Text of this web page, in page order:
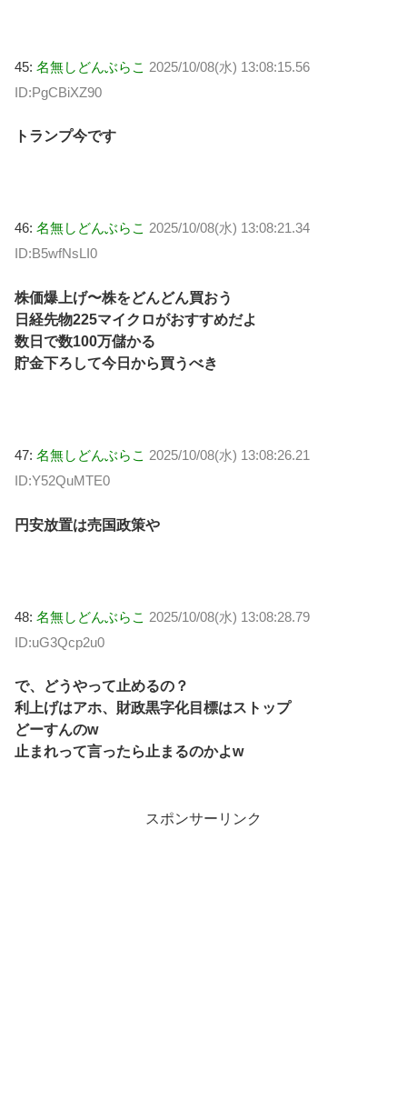
45: 名無しどんぶらこ 2025/10/08(水) 13:08:15.56
ID:PgCBiXZ90
トランプ今です
46: 名無しどんぶらこ 2025/10/08(水) 13:08:21.34
ID:B5wfNsLI0
株価爆上げ〜株をどんどん買おう
日経先物225マイクロがおすすめだよ
数日で数100万儲かる
貯金下ろして今日から買うべき
47: 名無しどんぶらこ 2025/10/08(水) 13:08:26.21
ID:Y52QuMTE0
円安放置は売国政策や
48: 名無しどんぶらこ 2025/10/08(水) 13:08:28.79
ID:uG3Qcp2u0
で、どうやって止めるの？
利上げはアホ、財政黒字化目標はストップ
どーすんのw
止まれって言ったら止まるのかよw
スポンサーリンク